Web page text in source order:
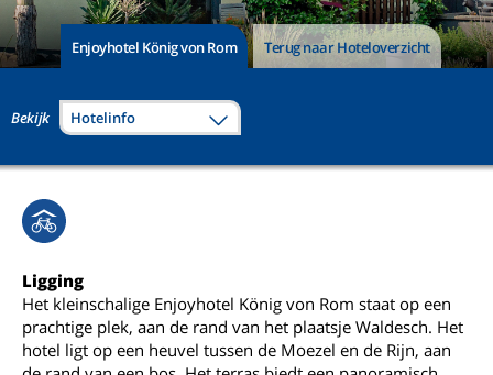
Enjoyhotel König von Rom Terug naar Hoteloverzicht
Bekijk Hotelinfo
Ligging
Het kleinschalige Enjoyhotel König von Rom staat op een
prachtige plek, aan de rand van het plaatsje Waldesch. Het
hotel ligt op een heuvel tussen de Moezel en de Rijn, aan